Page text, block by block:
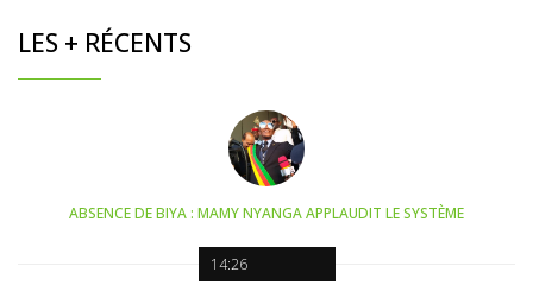
LES + RÉCENTS
14:26
ABSENCE DE BIYA : MAMY NYANGA APPLAUDIT LE SYSTÈME